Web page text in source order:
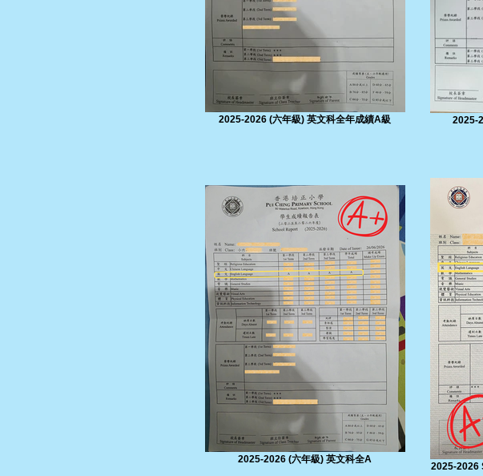
2025-2026 (六年級) 英文科全年成績A級 2025-
2025-2026 (六年級) 英文科全A
2025-2026